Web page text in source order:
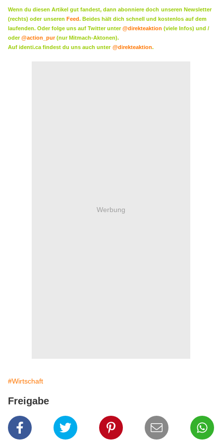
Wenn du diesen Artikel gut fandest, dann abonniere doch unseren Newsletter
(rechts) oder unseren Feed. Beides hält dich schnell und kostenlos auf dem
laufenden. Oder folge uns auf Twitter unter@direkteaktion (viele Infos) und /
oder@action_pur(nur Mitmach-Aktonen).
Auf identi.ca findest du uns auch unter @direkteaktion.
Werbung
#Wirtschaft
Freigabe